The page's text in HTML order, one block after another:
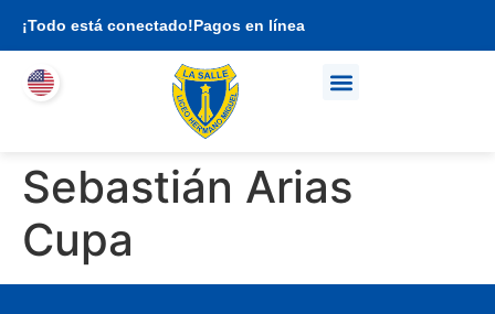
¡Todo está conectado!Pagos en línea
Sebastián Arias
Cupa